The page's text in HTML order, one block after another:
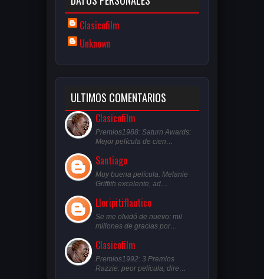
Clasicofilm
Unknown
ULTIMOS COMENTARIOS
Clasicofilm
Premios1988: Saturn Awards:
Mejor película de cien…
Santiago
Muy buena película. Melanie
Griffith excelente, ad…
Lloripitiflautico
Se me olvidó de nuevo: mil
millones de gracias por…
Clasicofilm
Premios1992: 3 Premios
Razzie: peor película, dire…